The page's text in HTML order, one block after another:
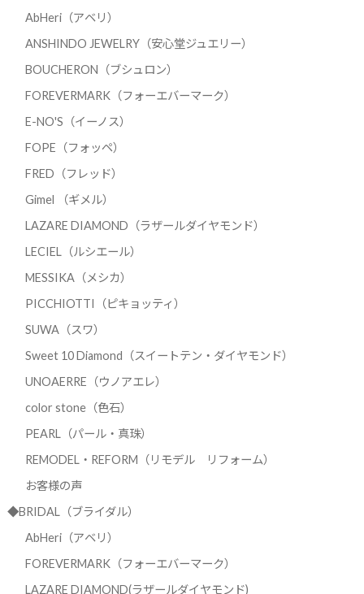
AbHeri（アベリ）
ANSHINDO JEWELRY（安心堂ジュエリー）
BOUCHERON（ブシュロン）
FOREVERMARK（フォーエバーマーク）
E-NO'S（イーノス）
FOPE（フォッペ）
FRED（フレッド）
Gimel （ギメル）
LAZARE DIAMOND（ラザールダイヤモンド）
LECIEL（ルシエール）
MESSIKA（メシカ）
PICCHIOTTI（ピキョッティ）
SUWA（スワ）
Sweet 10 Diamond（スイートテン・ダイヤモンド）
UNOAERRE（ウノアエレ）
color stone（色石）
PEARL（パール・真珠）
REMODEL・REFORM（リモデル リフォーム）
お客様の声
◆BRIDAL（ブライダル）
AbHeri（アベリ）
FOREVERMARK（フォーエバーマーク）
LAZARE DIAMOND(ラザールダイヤモンド)